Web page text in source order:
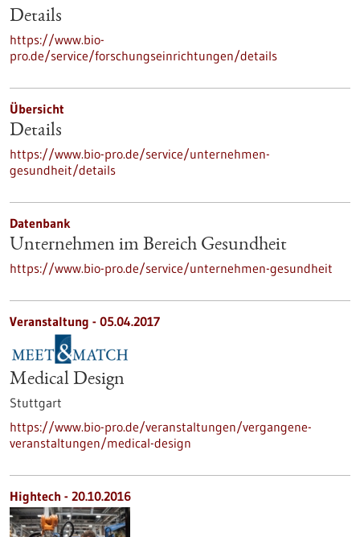
Details
https://www.bio-
pro.de/service/forschungseinrichtungen/details
Übersicht
Details
https://www.bio-pro.de/service/unternehmen-
gesundheit/details
Datenbank
Unternehmen im Bereich Gesundheit
https://www.bio-pro.de/service/unternehmen-gesundheit
Veranstaltung - 05.04.2017
Medical Design
Stuttgart
https://www.bio-pro.de/veranstaltungen/vergangene-
veranstaltungen/medical-design
Hightech - 20.10.2016